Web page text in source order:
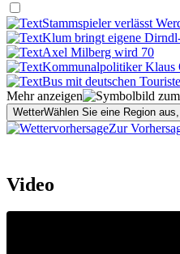
Stammspieler verlässt
Klum bringt eigene
Axel Milberg wird 70
Kommunalpolitiker Klaus
Bus mit deutschen
Mehr anzeigen
WetterWählen Sie eine Region
Zur
Video